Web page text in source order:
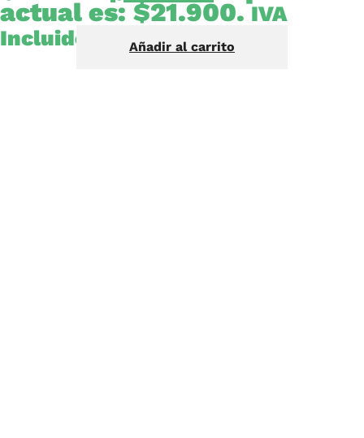
actual es: $21.900. IVA
Incluido
Añadir al carrito